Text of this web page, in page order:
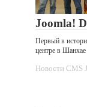
Joomla!
Первый в
центре в
Новости CMS